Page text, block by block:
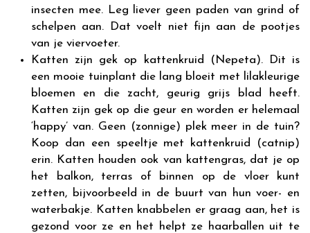
insecten mee. Leg liever geen paden van grind of
schelpen aan. Dat voelt niet fijn aan de pootjes
van je viervoeter.
Katten zijn gek op kattenkruid (Nepeta). Dit is
een mooie tuinplant die lang bloeit met lilakleurige
bloemen en die zacht, geurig grijs blad heeft.
Katten zijn gek op die geur en worden er helemaal
‘happy’ van. Geen (zonnige) plek meer in de tuin?
Koop dan een speeltje met kattenkruid (catnip)
erin. Katten houden ook van kattengras, dat je op
het balkon, terras of binnen op de vloer kunt
zetten, bijvoorbeeld in de buurt van hun voer- en
waterbakje. Katten knabbelen er graag aan, het is
gezond voor ze en het helpt ze haarballen uit te